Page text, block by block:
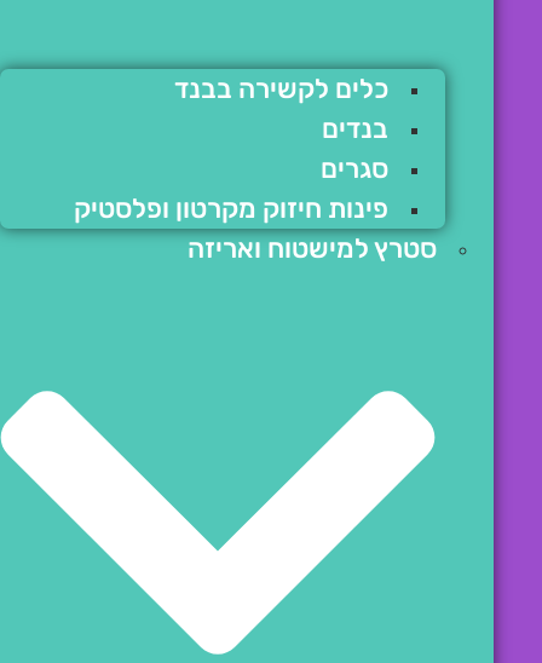
כלים לקשירה בבנד
בנדים
סגרים
פינות חיזוק מקרטון ופלסטיק
סטרץ למישטוח ואריזה